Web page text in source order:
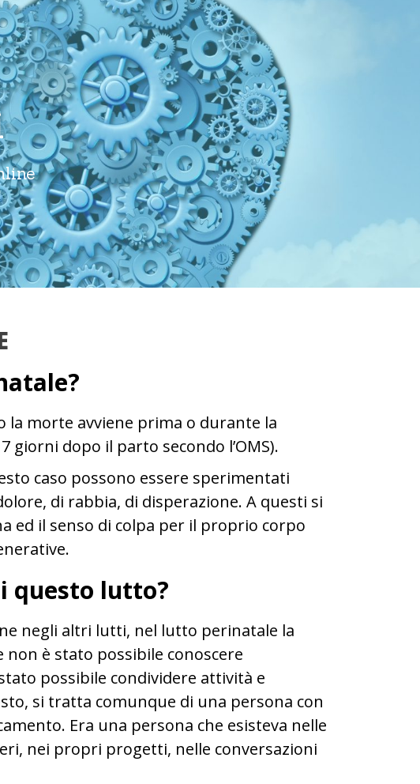
la morte avviene prima o durante la
giorni dopo il parto secondo l’OMS).
caso possono essere sperimentati
di rabbia, di disperazione. A questi si
ed il senso di colpa per il proprio corpo
questo lutto?
negli altri lutti, nel lutto perinatale la
è stato possibile conoscere
possibile condividere attività e
si tratta comunque di una persona con
Era una persona che esisteva nelle
nei propri progetti, nelle conversazioni